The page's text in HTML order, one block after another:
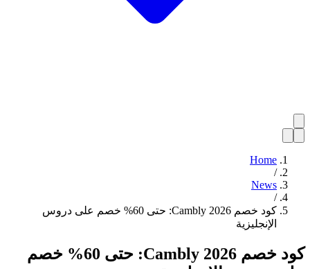
Home
/
News
/
كود خصم Cambly 2026: حتى 60% خصم على دروس
الإنجليزية
كود خصم Cambly 2026: حتى 60% خصم